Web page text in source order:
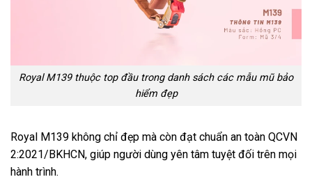
Royal M139 thuộc top đầu trong danh sách các mẫu mũ bảo
hiểm đẹp
Royal M139 không chỉ đẹp mà còn đạt chuẩn an toàn QCVN
2:2021/BKHCN, giúp người dùng yên tâm tuyệt đối trên mọi
hành trình.